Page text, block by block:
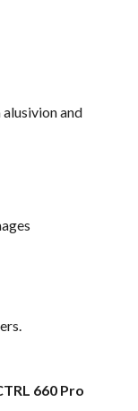
and
660 Pro